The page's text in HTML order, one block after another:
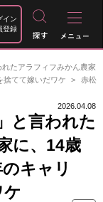
イン
登録
れたアラフィフみかん農家
捨てて嫁いだワケ
赤松
2026.04.08
と言われた
に、14歳
キャリ